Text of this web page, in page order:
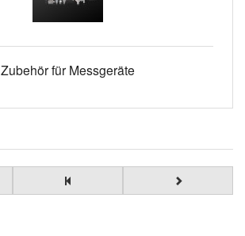
Zubehör für Messgeräte